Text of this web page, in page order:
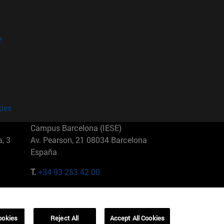
3
Campus Barcelona (IESE)
Av. Pearson, 21 08034 Barcelona
España
T.+34 93 253 42 00
01321001 Bela Vista Brasil
Reject All Accept All Cookies